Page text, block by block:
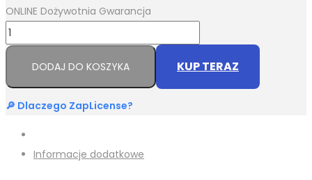
ONLINE Dożywotnia Gwarancja
DODAJ DO KOSZYKA KUP TERAZ
🔎 Dlaczego ZapLicense?
Informacje dodatkowe